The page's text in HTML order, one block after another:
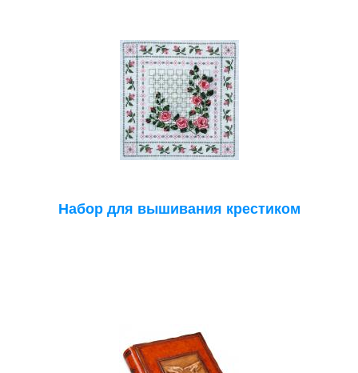
Набор для вышивания крестиком